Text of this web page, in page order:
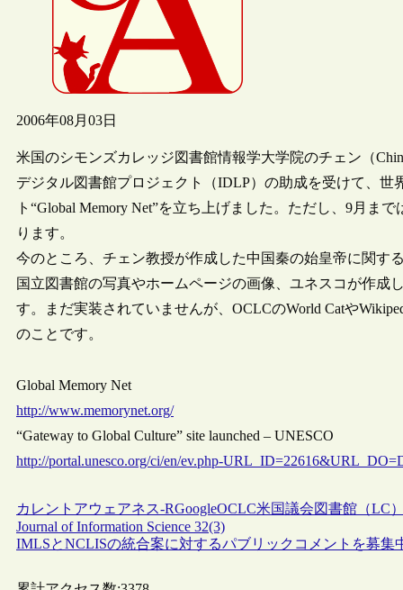
2006年08月03日
米国のシモンズカレッジ図書館情報学大学院のチェン（
デジタル図書館プロジェクト（IDLP）の助成を受けて、
ト“Global Memory Net”を立ち上げました。ただし、9月ま
ります。
今のところ、チェン教授が作成した中国秦の始皇帝に関す
国立図書館の写真やホームページの画像、ユネスコが作成
す。まだ実装されていませんが、OCLCのWorld Catや
のことです。
Global Memory Net
http://www.memorynet.org/
“Gateway to Global Culture” site launched – UNESCO
http://portal.unesco.org/ci/en/ev.php-
カレントアウェアネス-RGoogleOCLC米国議会図書館（LC）
Journal of Information Science 32(3)
IMLSとNCLISの統合案に対するパブリックコメントを募集